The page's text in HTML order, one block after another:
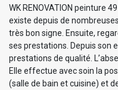
WK RENOVATION peinture
existe depuis de
très bon signe. Ensuite,
ses prestations. Depuis son
prestations de qualité.
Elle effectue avec soin la
(salle de bain et cuisine) et